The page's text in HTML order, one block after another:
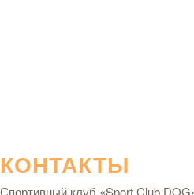
КОНТАКТЫ
Спортивный клуб «Sport Club